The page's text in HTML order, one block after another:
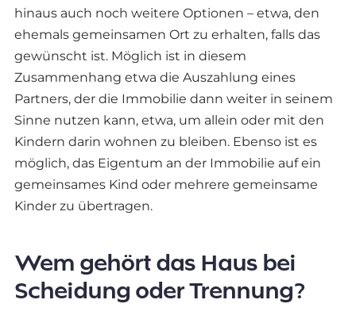
hinaus auch noch weitere Optionen – etwa, den
ehemals gemeinsamen Ort zu erhalten, falls das
gewünscht ist. Möglich ist in diesem
Zusammenhang etwa die Auszahlung eines
Partners, der die Immobilie dann weiter in seinem
Sinne nutzen kann, etwa, um allein oder mit den
Kindern darin wohnen zu bleiben. Ebenso ist es
möglich, das Eigentum an der Immobilie auf ein
gemeinsames Kind oder mehrere gemeinsame
Kinder zu übertragen.
Wem gehört das Haus bei
Scheidung oder Trennung?